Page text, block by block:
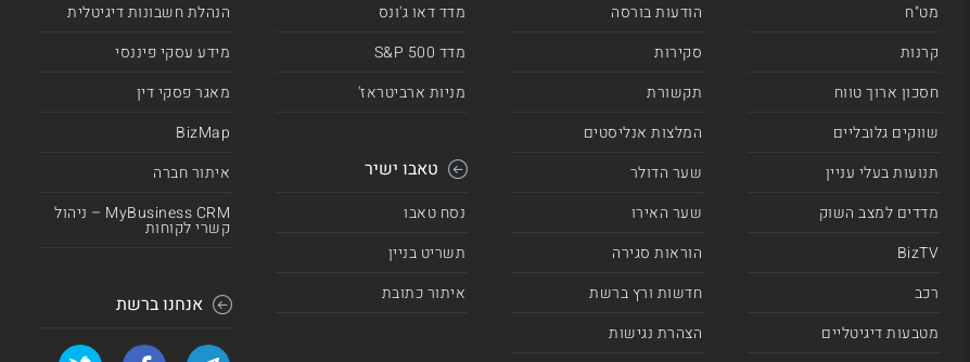
מט"ח
קרנות
חסכון ארוך טווח
שווקים גלובליים
תנועות בעלי עניין
מדדים למצב השוק
BizTV
רכב
מטבעות דיגיטליים
הודעות בורסה
סקירות
תקשורת
המלצות אנליסטים
שער הדולר
שער האירו
הוראות סגירה
חדשות ורץ ברשת
הצהרת נגישות
מדד דאו ג'ונס
מדד 500 S&P
מניות ארביטראז'
טאבו ישיר
נסח טאבו
תשריט בניין
איתור כתובת
הנהלת חשבונות דיגיטלית
מידע עסקי פיננסי
מאגר פסקי דין
BizMap
איתור חברה
MyBusiness CRM – ניהול
קשרי לקוחות
אנחנו ברשת